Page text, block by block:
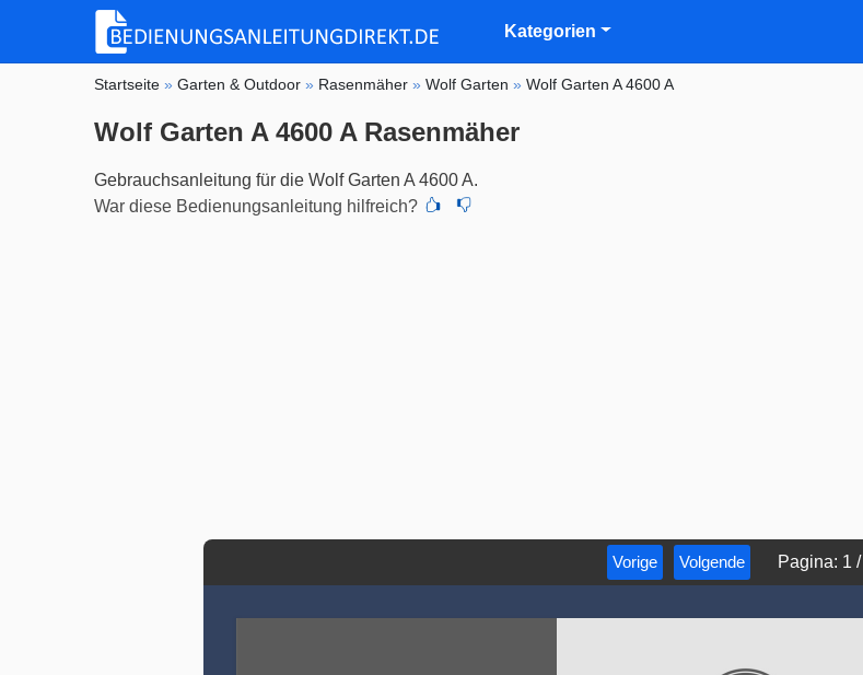
Kategorien
Startseite »Garten & Outdoor » Rasenmäher »Wolf Garten »Wolf Garten A 4600 A
Wolf Garten A 4600 A Rasenmäher
Gebrauchsanleitung für die Wolf Garten A 4600 A.
War diese Bedienungsanleitung hilfreich?
Vorige Volgende Pagina: 1 /